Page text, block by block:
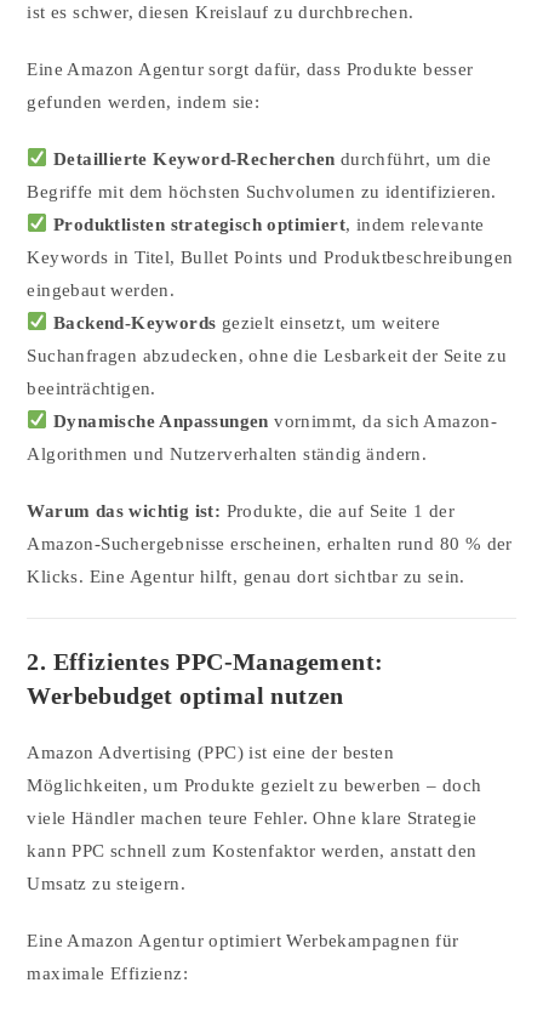
ist es schwer, diesen Kreislauf zu durchbrechen.
Eine Amazon Agentur sorgt dafür, dass Produkte besser
gefunden werden, indem sie:
Detaillierte Keyword-Recherchen durchführt, um die
Begriffe mit dem höchsten Suchvolumen zu identifizieren.
Produktlisten strategisch optimiert, indem relevante
Keywords in Titel, Bullet Points und Produktbeschreibungen
eingebaut werden.
Backend-Keywords gezielt einsetzt, um weitere
Suchanfragen abzudecken, ohne die Lesbarkeit der Seite zu
beeinträchtigen.
Dynamische Anpassungen vornimmt, da sich Amazon-
Algorithmen und Nutzerverhalten ständig ändern.
Warum das wichtig ist: Produkte, die auf Seite 1 der
Amazon-Suchergebnisse erscheinen, erhalten rund 80 % der
Klicks. Eine Agentur hilft, genau dort sichtbar zu sein.
2. Effizientes PPC-Management:
Werbebudget optimal nutzen
Amazon Advertising (PPC) ist eine der besten
Möglichkeiten, um Produkte gezielt zu bewerben – doch
viele Händler machen teure Fehler. Ohne klare Strategie
kann PPC schnell zum Kostenfaktor werden, anstatt den
Umsatz zu steigern.
Eine Amazon Agentur optimiert Werbekampagnen für
maximale Effizienz: